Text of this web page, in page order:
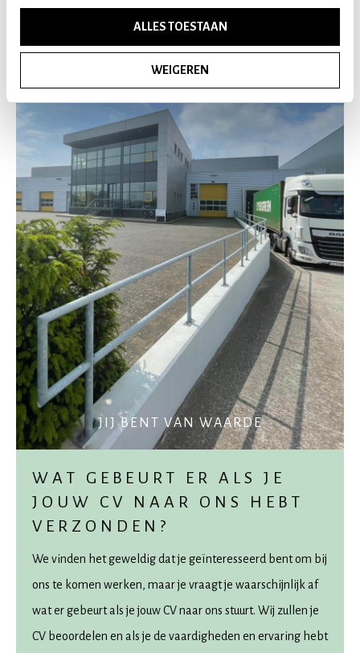
ALLES TOESTAAN
WEIGEREN
JIJ BENT VAN WAARDE
WAT GEBEURT ER ALS JE
JOUW CV NAAR ONS HEBT
VERZONDEN?
We vinden het geweldig dat je geïnteresseerd bent om bij
ons te komen werken, maar je vraagt je waarschijnlijk af
wat er gebeurt als je jouw CV naar ons stuurt. Wij zullen je
CV beoordelen en als je de vaardigheden en ervaring hebt